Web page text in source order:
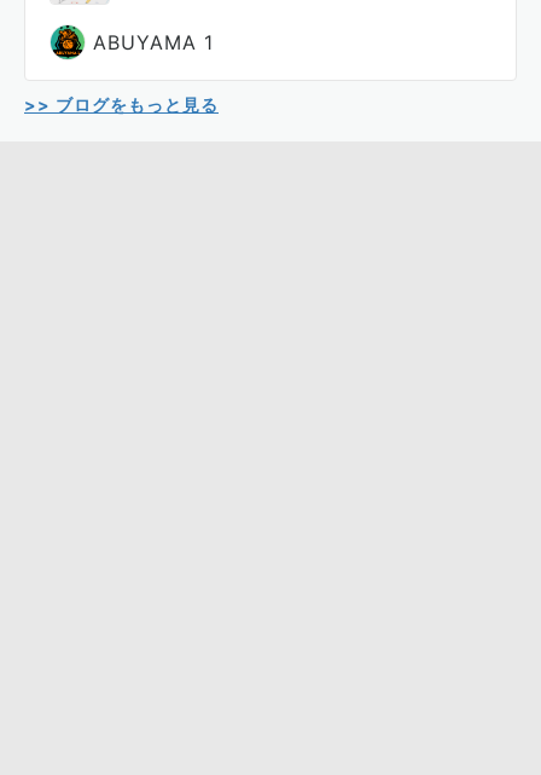
ABUYAMA 1
>> ブログをもっと見る